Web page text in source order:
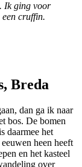
Ik ging voor
een cruffin.
Breda
dan ga ik naar
bos. De bomen
daarmee het
heen heeft
en het kasteel
over